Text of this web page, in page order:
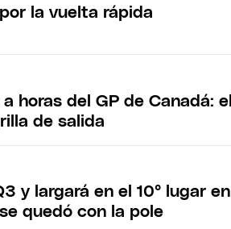
la vuelta rápida
horas del GP de Canadá: el
de salida
y largará en el 10° lugar en
quedó con la pole